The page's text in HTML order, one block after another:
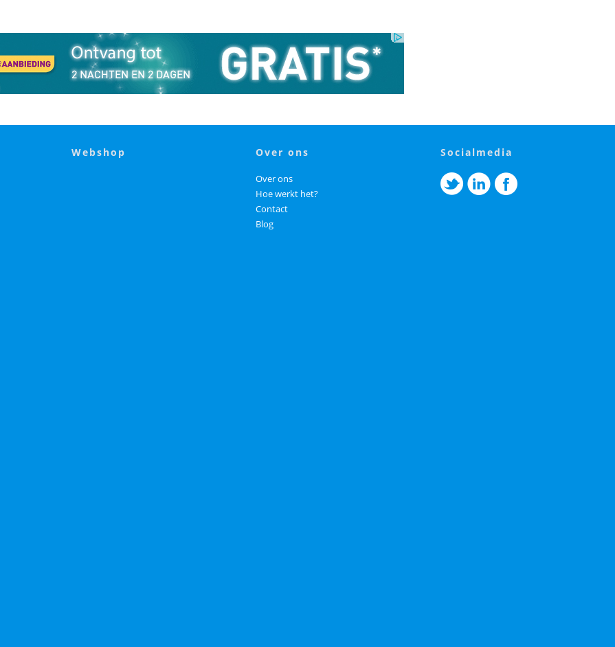
webshop over ons
Over ons
Hoe werkt het?
Contact
Blog
socialmedia